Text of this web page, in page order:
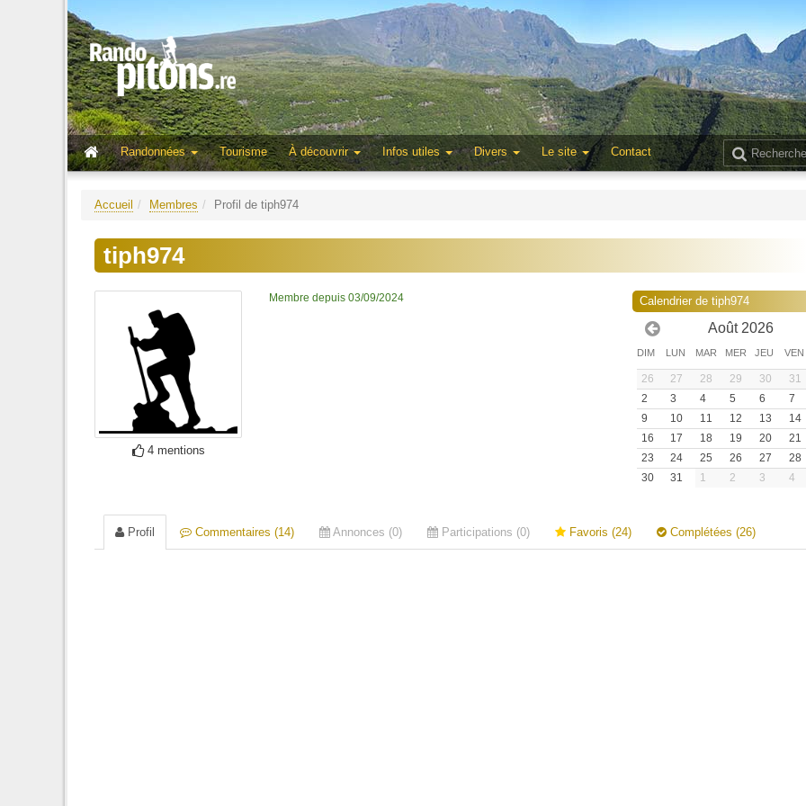
Randonnées
Tourisme À découvrir Infos utiles Divers Le site Contact
Accueil Membres Profil de tiph974
tiph974
4 mentions
Membre depuis 03/09/2024 Calendrier de tiph974
Août 2026
DIM LUN MAR MER JEU VEN
26 27 28 29 30 31
2
3 4 5 6 7
9
10 11 12 13 14
16
17 18 19 20 21
23
24 25 26 27 28
30
31 1 2 3 4
Profil Commentaires (14) Annonces (0) Participations (0) Favoris (24) Complétées (26)